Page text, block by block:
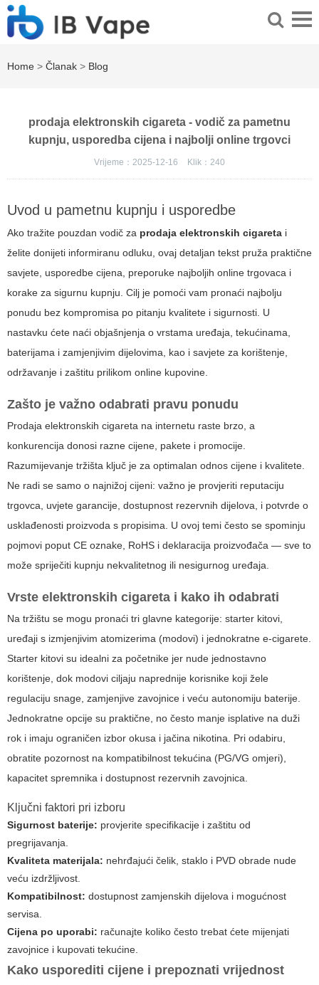
Home > Članak > Blog
prodaja elektronskih cigareta - vodič za pametnu
kupnju, usporedba cijena i najbolji online trgovci
Vrijeme：2025-12-16 Klik： 240
Uvod u pametnu kupnju i usporedbe
Ako tražite pouzdan vodič za prodaja elektronskih cigareta i
želite donijeti informiranu odluku, ovaj detaljan tekst pruža praktične
savjete, usporedbe cijena, preporuke najboljih online trgovaca i
korake za sigurnu kupnju. Cilj je pomoći vam pronaći najbolju
ponudu bez kompromisa po pitanju kvalitete i sigurnosti. U
nastavku ćete naći objašnjenja o vrstama uređaja, tekućinama,
baterijama i zamjenjivim dijelovima, kao i savjete za korištenje,
održavanje i zaštitu prilikom online kupovine.
Zašto je važno odabrati pravu ponudu
Prodaja elektronskih cigareta na internetu raste brzo, a
konkurencija donosi razne cijene, pakete i promocije.
Razumijevanje tržišta ključ je za optimalan odnos cijene i kvalitete.
Ne radi se samo o najnižoj cijeni: važno je provjeriti reputaciju
trgovca, uvjete garancije, dostupnost rezervnih dijelova, i potvrde o
usklađenosti proizvoda s propisima. U ovoj temi često se spominju
pojmovi poput CE oznake, RoHS i deklaracija proizvođača — sve to
može spriječiti kupnju nekvalitetnog ili nesigurnog uređaja.
Vrste elektronskih cigareta i kako ih odabrati
Na tržištu se mogu pronaći tri glavne kategorije: starter kitovi,
uređaji s izmjenjivim atomizerima (modovi) i jednokratne e-cigarete.
Starter kitovi su idealni za početnike jer nude jednostavno
korištenje, dok modovi ciljaju naprednije korisnike koji žele
regulaciju snage, zamjenjive zavojnice i veću autonomiju baterije.
Jednokratne opcije su praktične, no često manje isplative na duži
rok i imaju ograničen izbor okusa i jačina nikotina. Pri odabiru,
obratite pozornost na kompatibilnost tekućina (PG/VG omjeri),
kapacitet spremnika i dostupnost rezervnih zavojnica.
Ključni faktori pri izboru
Sigurnost baterije: provjerite specifikacije i zaštitu od
pregrijavanja.
Kvaliteta materijala: nehrđajući čelik, staklo i PVD obrade nude
veću izdržljivost.
Kompatibilnost: dostupnost zamjenskih dijelova i mogućnost
servisa.
Cijena po uporabi: računajte koliko često trebat ćete mijenjati
zavojnice i kupovati tekućine.
Kako usporediti cijene i prepoznati vrijednost